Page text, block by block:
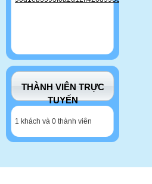
THÀNH VIÊN TRỰC
TUYẾN
1 khách và 0 thành viên